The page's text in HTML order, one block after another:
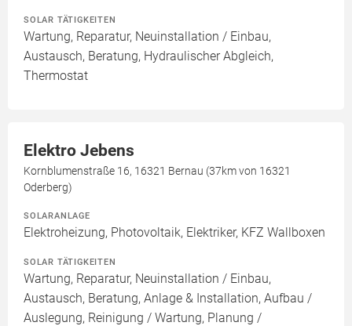
SOLAR TÄTIGKEITEN
Wartung, Reparatur, Neuinstallation / Einbau,
Austausch, Beratung, Hydraulischer Abgleich,
Thermostat
Elektro Jebens
Kornblumenstraße 16, 16321 Bernau (37km von 16321
Oderberg)
SOLARANLAGE
Elektroheizung, Photovoltaik, Elektriker, KFZ Wallboxen
SOLAR TÄTIGKEITEN
Wartung, Reparatur, Neuinstallation / Einbau,
Austausch, Beratung, Anlage & Installation, Aufbau /
Auslegung, Reinigung / Wartung, Planung /